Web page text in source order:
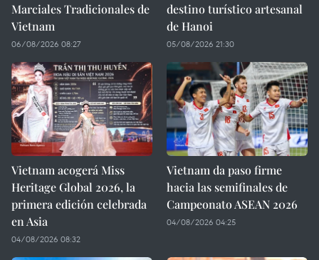
Marciales Tradicionales de
Vietnam
06/08/2026 08:27
destino turístico artesanal
de Hanoi
05/08/2026 21:30
Vietnam acogerá Miss
Heritage Global 2026, la
primera edición celebrada
en Asia
04/08/2026 08:32
Vietnam da paso firme
hacia las semifinales de
Campeonato ASEAN 2026
04/08/2026 04:25